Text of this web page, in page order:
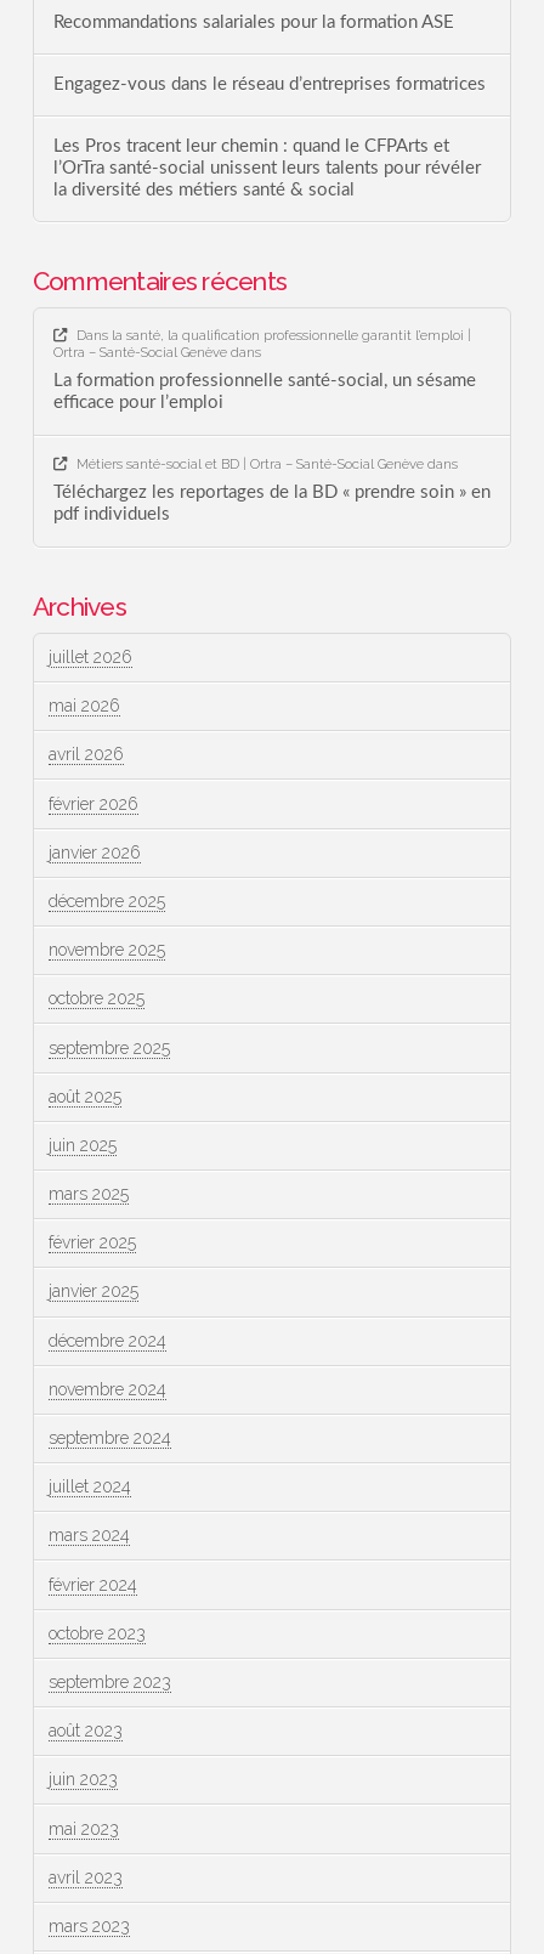
Recommandations salariales pour la formation ASE
Engagez-vous dans le réseau d’entreprises formatrices
Les Pros tracent leur chemin : quand le CFPArts et
l’OrTra santé-social unissent leurs talents pour révéler
la diversité des métiers santé & social
Commentaires récents
Dans la santé, la qualification professionnelle garantit l’emploi |
Ortra – Santé-Social Genèvedans
La formation professionnelle santé-social, un sésame
efficace pour l’emploi
Métiers santé-social et BD | Ortra – Santé-Social Genèvedans
Téléchargez les reportages de la BD « prendre soin » en
pdf individuels
Archives
juillet 2026
mai 2026
avril 2026
février 2026
janvier 2026
décembre 2025
novembre 2025
octobre 2025
septembre 2025
août 2025
juin 2025
mars 2025
février 2025
janvier 2025
décembre 2024
novembre 2024
septembre 2024
juillet 2024
mars 2024
février 2024
octobre 2023
septembre 2023
août 2023
juin 2023
mai 2023
avril 2023
mars 2023